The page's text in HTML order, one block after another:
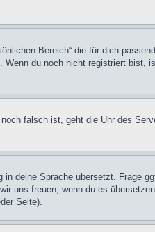
Bereich“ die für dich
Wenn du noch nicht registriert bist,
falsch ist, geht die Uhr des
deine Sprache übersetzt. Frage
uns freuen, wenn du es
Seite).